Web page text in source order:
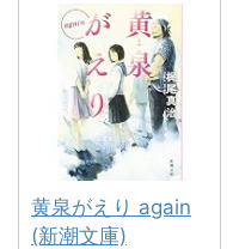
黄泉がえり again
(新潮文庫)